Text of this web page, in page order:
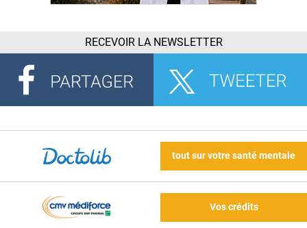
RECEVOIR LA NEWSLETTER
tout sur votre santé mentale
Vos crédits